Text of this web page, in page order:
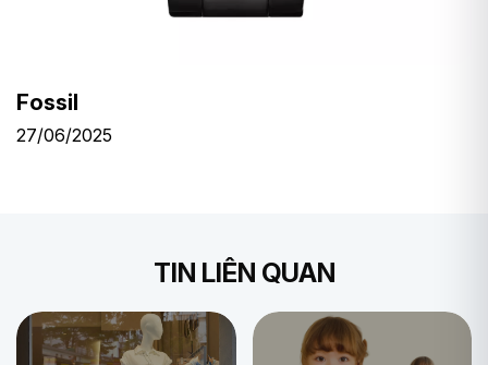
Fossil
27/06/2025
TIN LIÊN QUAN